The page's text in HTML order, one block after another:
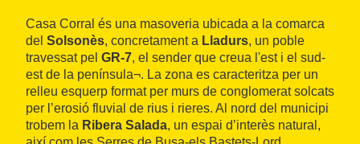
Casa Corral és una masoveria ubicada a la comarca
del Solsonès, concretament a Lladurs, un poble
travessat pel GR-7, el sender que creua l'est i el sud-
est de la península¬. La zona es caracteritza per un
relleu esquerp format per murs de conglomerat solcats
per l’erosió fluvial de rius i rieres. Al nord del municipi
trobem la Ribera Salada, un espai d’interès natural,